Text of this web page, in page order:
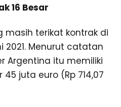
16 Besar
masih terikat kontrak di
2021. Menurut catatan
Argentina itu memiliki
juta euro (Rp 714,07